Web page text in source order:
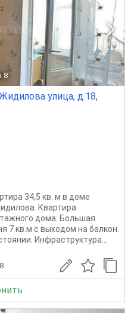
8
улица, д.18,
34,5 кв. м в доме
Квартира
дома. Большая
7 кв.м с выходом на балкон.
Инфраструктура...